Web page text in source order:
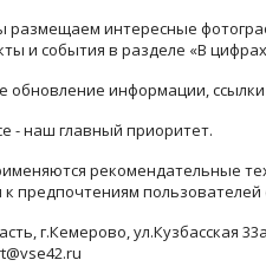
интересные
и события в разделе «В
обновление информации,
- наш главный приоритет.
рекомендательные
предпочтениям
г.Кемерово, ул.Кузбасская